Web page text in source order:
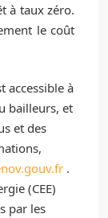
à taux zéro.
le coût
accessible à
bailleurs, et
et des
.
(CEE)
par les